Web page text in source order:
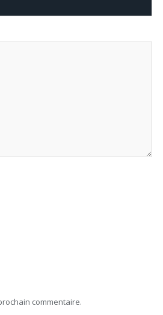
commentaire.